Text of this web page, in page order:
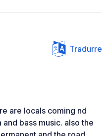
Tradurre
are locals coming nd
bass music. also the